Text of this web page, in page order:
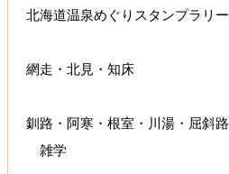
北海道温泉めぐりスタンプラリー
網走・北見・知床
釧路・阿寒・根室・川湯・屈斜路
雑学